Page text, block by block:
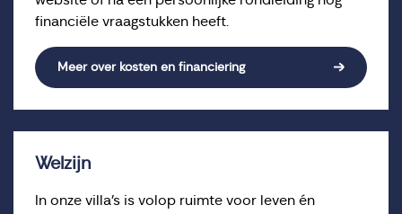
financiële vraagstukken heeft.
Meer over kosten en financiering
Welzijn
In onze villa’s is volop ruimte voor leven én